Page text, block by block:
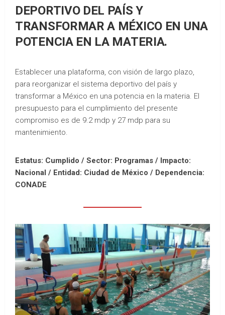
DEPORTIVO DEL PAÍS Y
TRANSFORMAR A MÉXICO EN UNA
POTENCIA EN LA MATERIA.
Establecer una plataforma, con visión de largo plazo,
para reorganizar el sistema deportivo del país y
transformar a México en una potencia en la materia. El
presupuesto para el cumplimiento del presente
compromiso es de 9.2 mdp y 27 mdp para su
mantenimiento.
Estatus: Cumplido / Sector: Programas / Impacto:
Nacional / Entidad: Ciudad de México / Dependencia:
CONADE